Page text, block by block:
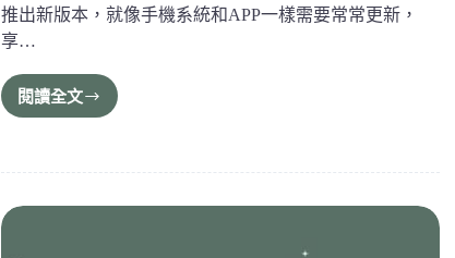
推出新版本，就像手機系統和APP一樣需要常常更新，
享…
閱讀全文